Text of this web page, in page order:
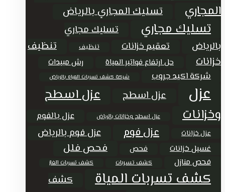
المجاري
تسليك المجاري بالرياض
تسليك مجاري
تسليك مجاري
بالرياض
تعقيم خزانات تنظيف
تنظيف
خزانات
حل ارتفاع فواتير المياة رش مبيدات
شركة اكيد جروب شركة كشف تسربات المياه بالرياض
عزل عزل اسطح
عزل اسطح
وخزانات
عزل اسطح وخزانات بالرياض عزل بالفوم
عزل خزانات عزل فوم عزل فوم بالرياض
غسيل خزانات فحص فحص فلل
فحص منازل كشف تسربات كشف تسربات الغاز
كشف تسربات المياة
كشف